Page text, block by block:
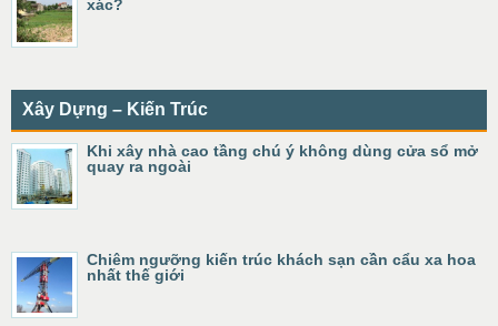
xác?
Xây Dựng – Kiến Trúc
Khi xây nhà cao tầng chú ý không dùng cửa sổ mở
quay ra ngoài
Chiêm ngưỡng kiến trúc khách sạn cần cẩu xa hoa
nhất thế giới